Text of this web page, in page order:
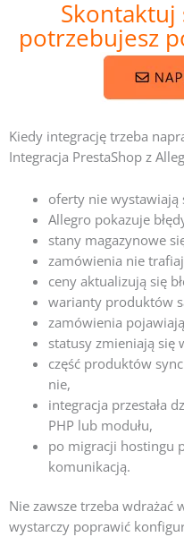
Skontaktuj
potrzebujesz
Kiedy integrację trzeba
Integracja PrestaShop z
oferty nie wystawiają
Allegro pokazuje
stany magazynowe
zamówienia nie
ceny aktualizują się
warianty produktów
zamówienia
statusy zmieniają się
część produktów
nie,
integracja przestała
PHP lub modułu,
po migracji hostingu
komunikacją.
Nie zawsze trzeba wdrażać
wystarczy poprawić